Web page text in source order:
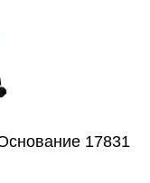
17831